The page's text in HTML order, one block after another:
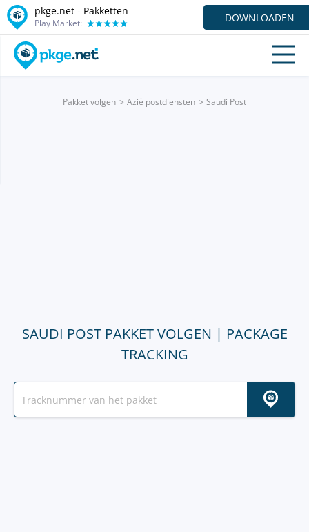
pkge.net - Pakketten
Play Market: DOWNLOADEN
Pakket volgen Azië postdiensten Saudi Post
SAUDI POST PAKKET VOLGEN | PACKAGE
TRACKING